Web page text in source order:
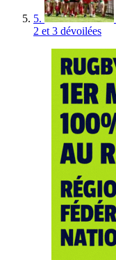
5.
2 et 3 dévoilées